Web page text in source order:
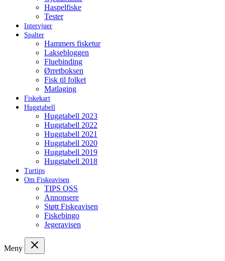
Haspelfiske
Tester
Intervjuer
Spalter
Hammers fisketur
Laksebloggen
Fluebinding
Ørretboksen
Fisk til folket
Matlaging
Fiskekart
Huggtabell
Huggtabell 2023
Huggtabell 2022
Huggtabell 2021
Huggtabell 2020
Huggtabell 2019
Huggtabell 2018
Turtips
Om Fiskeavisen
TIPS OSS
Annonsere
Støtt Fiskeavisen
Fiskebingo
Jegeravisen
Meny